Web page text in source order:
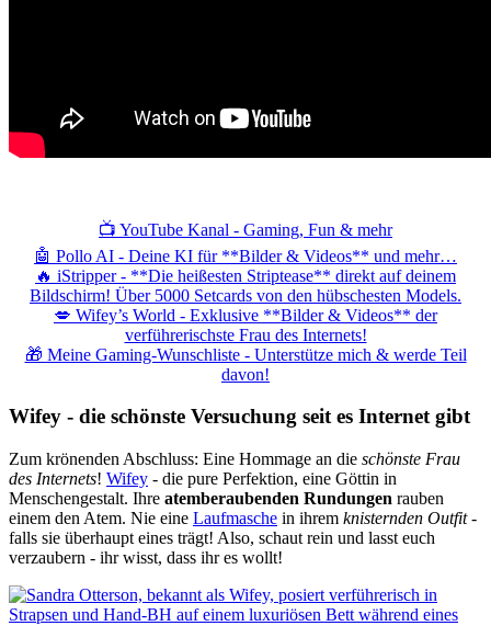
📺 YouTube Kanal - Gaming, Fun & mehr
🤖 Pollo AI - Deine KI für **Bilder & Videos** und mehr…
🔥 iStripper - **Die heißesten Striptease** direkt auf deinem
Bildschirm! Über 5000 Setcards von den hübschesten Models.
💋 Wifey’s World - Exklusive **Bilder & Videos** der
verführerischste Frau des Internets!
🎁 Meine Gaming-Wunschliste - Unterstütze mich & werde Teil
davon!
Wifey - die schönste Versuchung seit es Internet gibt
Zum krönenden Abschluss: Eine Hommage an die schönste Frau
des Internets! Wifey - die pure Perfektion, eine Göttin in
Menschengestalt. Ihre atemberaubenden Rundungen rauben
einem den Atem. Nie eine Laufmasche in ihrem knisternden Outfit-
falls sie überhaupt eines trägt! Also, schaut rein und lasst euch
verzaubern - ihr wisst, dass ihr es wollt!